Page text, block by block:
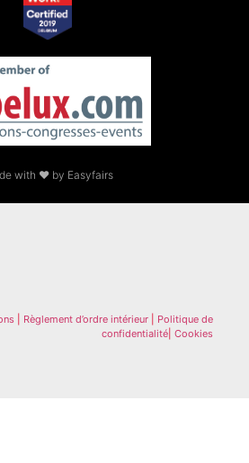
with ❤ by Easyfairs
Règlement d’ordre intérieur
Politique de
confidentialité Cookies